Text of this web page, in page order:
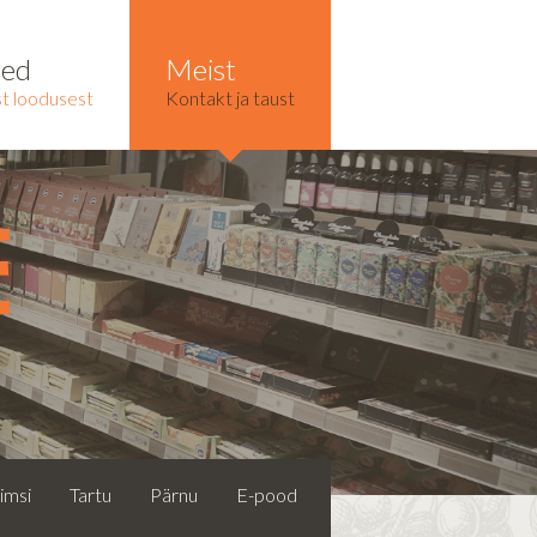
loodusest
Meist
Kontakt ja taust
Tartu Pärnu E-pood